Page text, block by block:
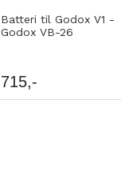
Batteri til Godox V1 -
Godox VB-26
Kjøp
LEGG
715